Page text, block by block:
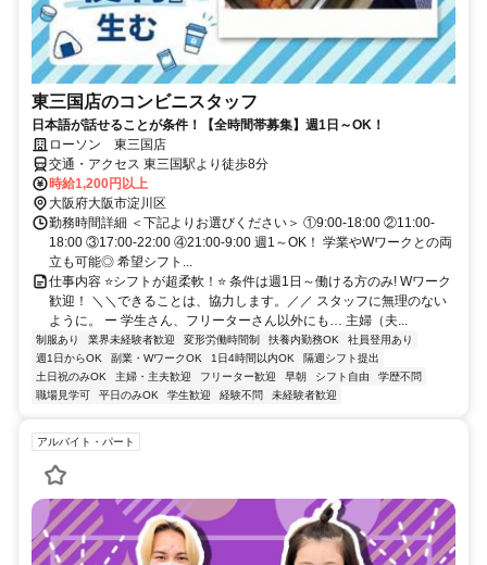
東三国店のコンビニスタッフ
日本語が話せることが条件！【全時間帯募集】週1日～OK！
ローソン 東三国店
交通・アクセス 東三国駅より徒歩8分
時給1,200円以上
大阪府大阪市淀川区
勤務時間詳細 ＜下記よりお選びください＞ ①9:00-18:00 ②11:00-
18:00 ③17:00-22:00 ④21:00-9:00 週1～OK！ 学業やWワークとの両
立も可能◎ 希望シフト...
仕事内容 ⭐シフトが超柔軟！⭐ 条件は週1日～働ける方のみ! Wワーク
歓迎！ ＼＼できることは、協力します。／／ スタッフに無理のない
ように。 ー 学生さん、フリーターさん以外にも… 主婦（夫...
制服あり 業界未経験者歓迎 変形労働時間制 扶養内勤務OK
社員登用あり
週1日からOK
副業・WワークOK 1日4時間以内OK
隔週シフト提出
土日祝のみOK
主婦・主夫歓迎 フリーター歓迎 早朝 シフト自由
学歴不問
職場見学可
平日のみOK 学生歓迎 経験不問 未経験者歓迎
アルバイト・パート